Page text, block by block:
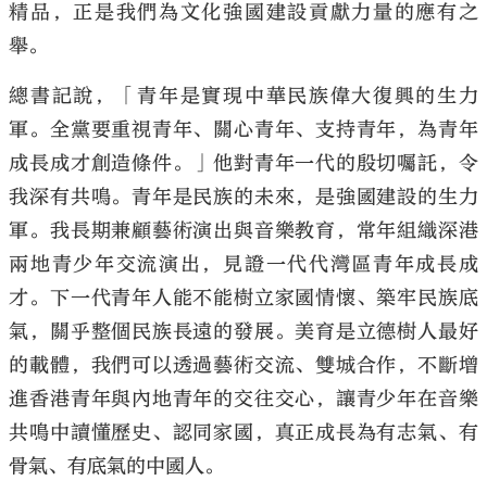
精品，正是我們為文化強國建設貢獻力量的應有之
舉。
總書記說，「青年是實現中華民族偉大復興的生力
軍。全黨要重視青年、關心青年、支持青年，為青年
成長成才創造條件。」他對青年一代的殷切囑託，令
我深有共鳴。青年是民族的未來，是強國建設的生力
軍。我長期兼顧藝術演出與音樂教育，常年組織深港
兩地青少年交流演出，見證一代代灣區青年成長成
才。下一代青年人能不能樹立家國情懷、築牢民族底
氣，關乎整個民族長遠的發展。美育是立德樹人最好
的載體，我們可以透過藝術交流、雙城合作，不斷增
進香港青年與內地青年的交往交心，讓青少年在音樂
共鳴中讀懂歷史、認同家國，真正成長為有志氣、有
骨氣、有底氣的中國人。